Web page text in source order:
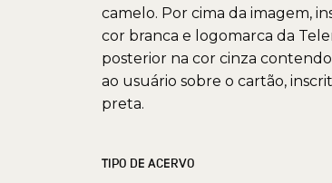
camelo. Por cima da imagem,
cor branca e logomarca da
posterior na cor cinza
ao usuário sobre o cartão,
preta.
TIPO DE ACERVO